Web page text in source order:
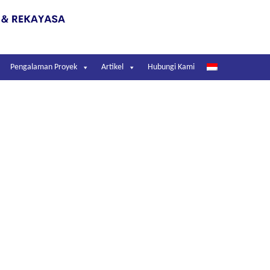
Pengalaman Proyek Artikel Hubungi Kami